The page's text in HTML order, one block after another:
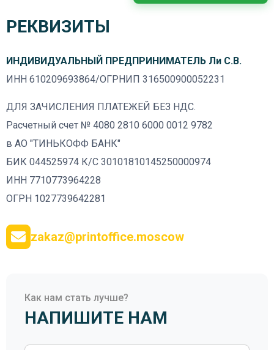
РЕКВИЗИТЫ
ИНДИВИДУАЛЬНЫЙ ПРЕДПРИНИМАТЕЛЬ Ли С.В.
ИНН 610209693864/ОГРНИП 316500900052231
ДЛЯ ЗАЧИСЛЕНИЯ ПЛАТЕЖЕЙ БЕЗ НДС.
Расчетный счет № 4080 2810 6000 0012 9782
в АО "ТИНЬКОФФ БАНК"
БИК 044525974 К/С 30101810145250000974
ИНН 7710773964228
ОГРН 1027739642281
zakaz@printoffice.moscow
Как нам стать лучше?
НАПИШИТЕ НАМ